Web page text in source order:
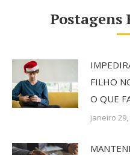
Postagens
FILHO
O QUE
janeiro 29,